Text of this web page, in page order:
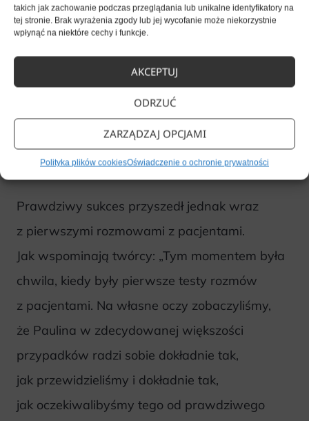
takich jak zachowanie podczas przeglądania lub unikalne identyfikatory na
tej stronie. Brak wyrażenia zgody lub jej wycofanie może niekorzystnie
wpłynąć na niektóre cechy i funkcje.
AKCEPTUJ
ODRZUĆ
ZARZĄDZAJ OPCJAMI
Polityka plików cookiesOświadczenie o ochronie prywatności
Proces wdrażania Pauliny w placówkach
medycznych pokazał, jak różnorodne są
potrzeby gabinetów. Każda placówka ma inne
zasady i wyjątki, które system musi uwzględnić.
Dodatkowym wyzwaniem było nauczenie AI
obsługi naturalnego języka pacjentów, którzy
często piszą skrótowo i nieprecyzyjnie.
Prawdziwy sukces przyszedł jednak wraz
z pierwszymi rozmowami z pacjentami.
Jak wspominają twórcy: „Tym momentem była
chwila, kiedy były pierwsze testy rozmów
z pacjentami. Na własne oczy zobaczyliśmy,
że Paulina w zdecydowanej większości
przypadków radzi sobie dokładnie tak,
jak przewidzieliśmy i dokładnie tak,
jak oczekiwalibyśmy tego od prawdziwego